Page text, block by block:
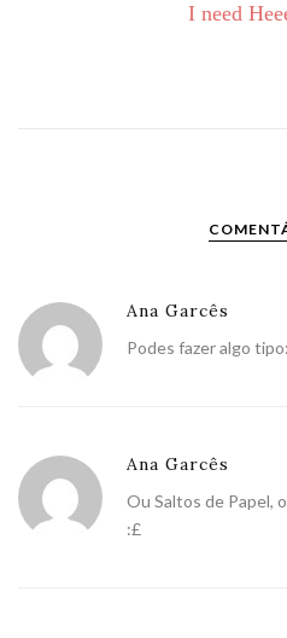
I need
Ana Garcês
Podes fazer algo
Ana Garcês
Ou Saltos de Papel,
:£